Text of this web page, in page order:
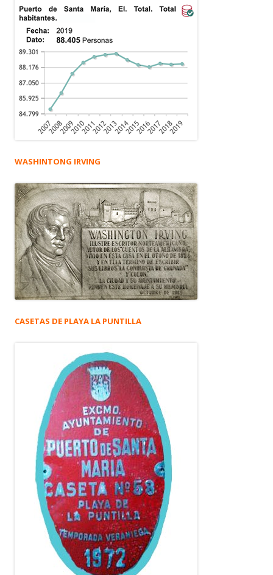
WASHINTONG IRVING
CASETAS DE PLAYA LA PUNTILLA